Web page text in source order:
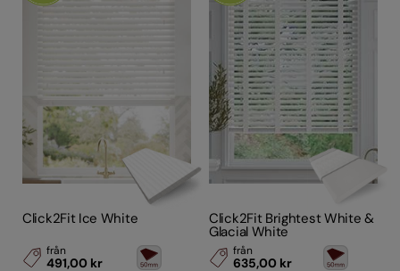
Click2Fit Ice White
från
491,00 kr
Click2Fit Brightest White &
Glacial White
från
635,00 kr